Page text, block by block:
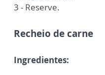
3 - Reserve.
Recheio de carne
Ingredientes: